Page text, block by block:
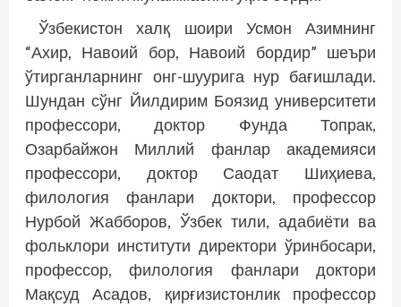
Ўзбекистон халқ шоири Усмон Азимнинг
“Ахир, Навоий бор, Навоий бордир” шеъри
ўтирганларнинг онг-шуурига нур бағишлади.
Шундан сўнг Йилдирим Боязид университети
профессори, доктор Фунда Топрак,
Озарбайжон Миллий фанлар академияси
профессори, доктор Саодат Шиҳиева,
филология фанлари доктори, профессор
Нурбой Жабборов, Ўзбек тили, адабиёти ва
фольклори институти директори ўринбосари,
профессор, филология фанлари доктори
Мақсуд Асадов, қирғизистонлик профессор